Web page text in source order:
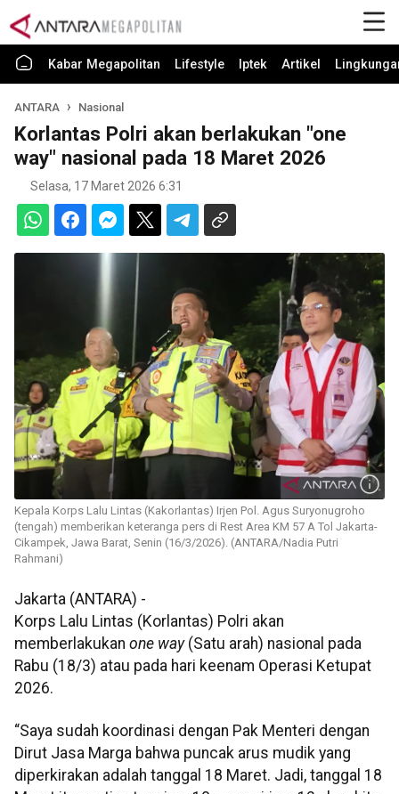
Kabar Megapolitan Lifestyle Iptek Artikel
ANTARA Nasional
Korlantas Polri akan berlakukan "one
way" nasional pada 18 Maret 2026
Selasa, 17 Maret 2026 6:31
Kepala Korps Lalu Lintas (Kakorlantas) Irjen Pol. Agus Suryonugroho
(tengah) memberikan keteranga pers di Rest Area KM 57 A Tol Jakarta-
Cikampek, Jawa Barat, Senin (16/3/2026). (ANTARA/Nadia Putri
Rahmani)
Jakarta (ANTARA) -
Korps Lalu Lintas (Korlantas) Polri akan
memberlakukan one way(Satu arah) nasional pada
Rabu (18/3) atau pada hari keenam Operasi Ketupat
2026.
“Saya sudah koordinasi dengan Pak Menteri dengan
Dirut Jasa Marga bahwa puncak arus mudik yang
diperkirakan adalah tanggal 18 Maret. Jadi, tanggal 18